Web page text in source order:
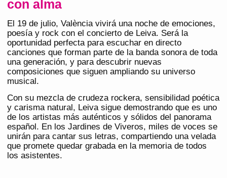
con alma
El 19 de julio, València vivirá una noche de emociones,
poesía y rock con el concierto de Leiva. Será la
oportunidad perfecta para escuchar en directo
canciones que forman parte de la banda sonora de toda
una generación, y para descubrir nuevas
composiciones que siguen ampliando su universo
musical.
Con su mezcla de crudeza rockera, sensibilidad poética
y carisma natural, Leiva sigue demostrando que es uno
de los artistas más auténticos y sólidos del panorama
español. En los Jardines de Viveros, miles de voces se
unirán para cantar sus letras, compartiendo una velada
que promete quedar grabada en la memoria de todos
los asistentes.